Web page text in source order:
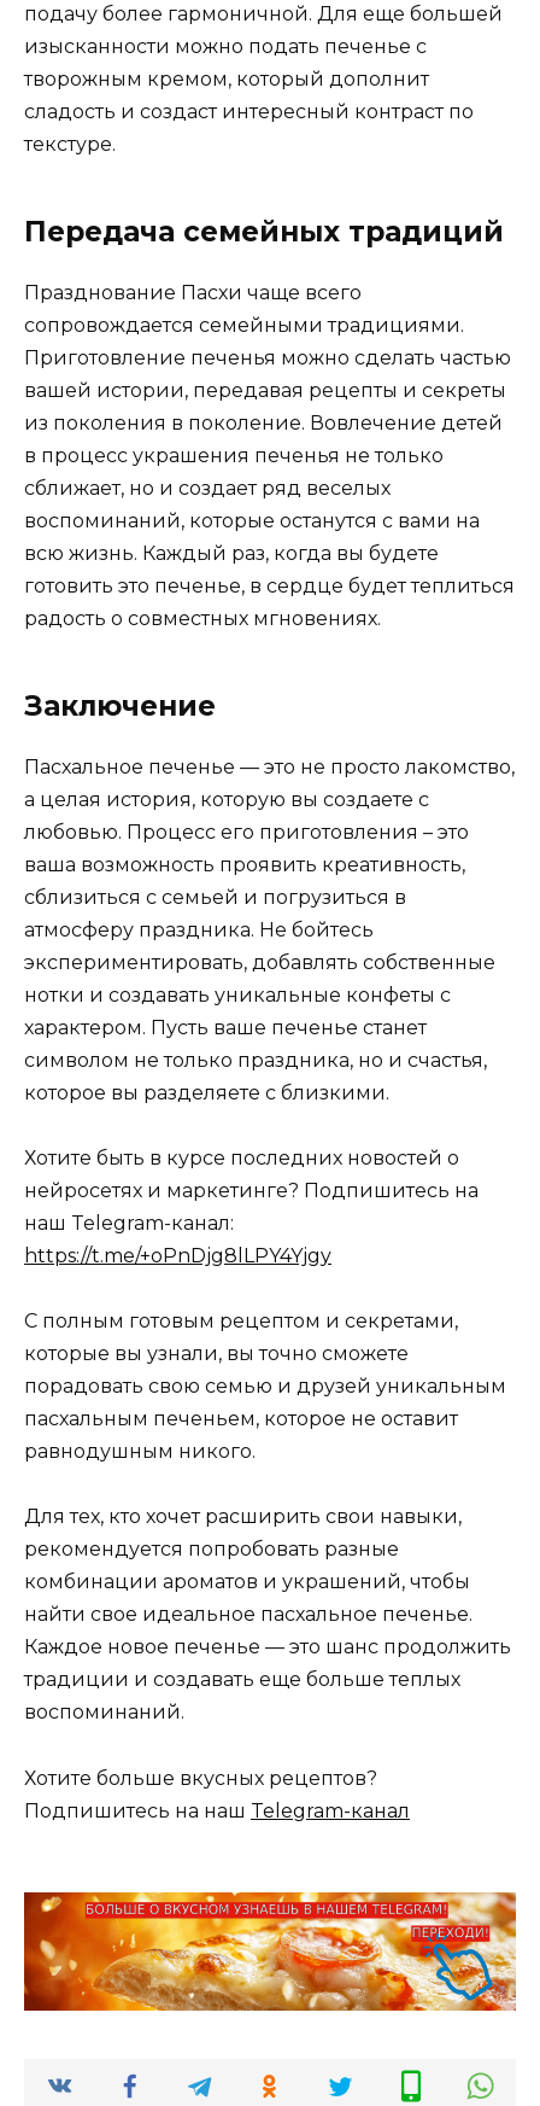
подачу более гармоничной. Для еще большей
изысканности можно подать печенье с
творожным кремом, который дополнит
сладость и создаст интересный контраст по
текстуре.
Передача семейных традиций
Празднование Пасхи чаще всего
сопровождается семейными традициями.
Приготовление печенья можно сделать частью
вашей истории, передавая рецепты и секреты
из поколения в поколение. Вовлечение детей
в процесс украшения печенья не только
сближает, но и создает ряд веселых
воспоминаний, которые останутся с вами на
всю жизнь. Каждый раз, когда вы будете
готовить это печенье, в сердце будет теплиться
радость о совместных мгновениях.
Заключение
Пасхальное печенье — это не просто лакомство,
а целая история, которую вы создаете с
любовью. Процесс его приготовления – это
ваша возможность проявить креативность,
сблизиться с семьей и погрузиться в
атмосферу праздника. Не бойтесь
экспериментировать, добавлять собственные
нотки и создавать уникальные конфеты с
характером. Пусть ваше печенье станет
символом не только праздника, но и счастья,
которое вы разделяете с близкими.
Хотите быть в курсе последних новостей о
нейросетях и маркетинге? Подпишитесь на
наш Telegram-канал:
https://t.me/+oPnDjg8lLPY4Yjgy
С полным готовым рецептом и секретами,
которые вы узнали, вы точно сможете
порадовать свою семью и друзей уникальным
пасхальным печеньем, которое не оставит
равнодушным никого.
Для тех, кто хочет расширить свои навыки,
рекомендуется попробовать разные
комбинации ароматов и украшений, чтобы
найти свое идеальное пасхальное печенье.
Каждое новое печенье — это шанс продолжить
традиции и создавать еще больше теплых
воспоминаний.
Хотите больше вкусных рецептов?
Подпишитесь на наш Telegram-канал